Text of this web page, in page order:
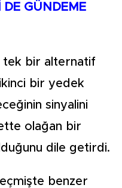
DE GÜNDEME
tek bir alternatif
bir yedek
sinyalini
olağan bir
dile getirdi.
benzer